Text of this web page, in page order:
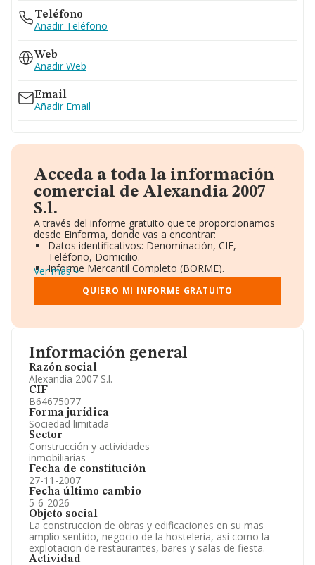
Información general
Razón social
Alexandia 2007 S.l.
CIF
B64675077
Forma jurídica
Sociedad limitada
Sector
Construcción y actividades
inmobiliarias
Fecha de constitución
27-11-2007
Fecha último cambio
5-6-2026
Objeto social
La construccion de obras y edificaciones en su mas
amplio sentido, negocio de la hosteleria, asi como la
explotacion de restaurantes, bares y salas de fiesta.
Actividad
Teléfono
Añadir Teléfono
Web
Añadir Web
Email
Añadir Email
Acceda a toda la información
comercial de Alexandia 2007
S.l.
A través del informe gratuito que te proporcionamos
desde Einforma, donde vas a encontrar:
Datos identificativos: Denominación, CIF,
Teléfono, Domicilio.
Informe Mercantil Completo (BORME).
Gráficos de Evolución Ventas y Empleados.
Consejo de Administración y Administradores.
Directivos y Ejecutivos.
Información oficial y registral complementaria.
Ver más
QUIERO MI INFORME GRATUITO